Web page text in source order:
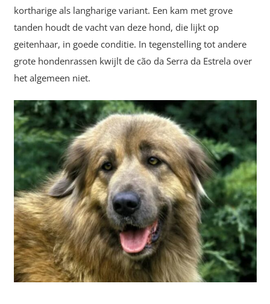
kortharige als langharige variant. Een kam met grove
tanden houdt de vacht van deze hond, die lijkt op
geitenhaar, in goede conditie. In tegenstelling tot andere
grote hondenrassen kwijlt de cão da Serra da Estrela over
het algemeen niet.